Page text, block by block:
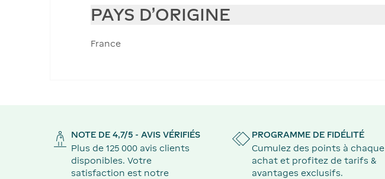
PAYS D'ORIGINE
France
NOTE DE 4,7/5 - AVIS VÉRIFIÉS
Plus de 125 000 avis clients
disponibles. Votre
satisfaction est notre
PROGRAMME DE FIDÉLITÉ
Cumulez des points à chaque
achat et profitez de tarifs &
avantages exclusifs.